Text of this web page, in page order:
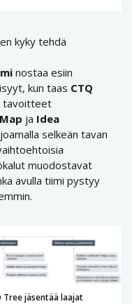
kyky tehdä
nostaa esiin
kun taas CTQ
tavoitteet
ja Idea
selkeän tavan
muodostavat
avulla tiimi pystyy
Tree jäsentää laajat